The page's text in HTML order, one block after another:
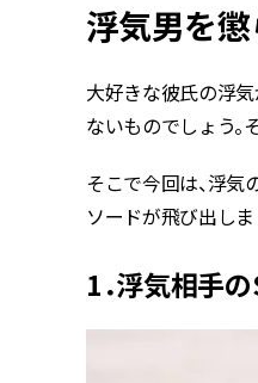
浮気男を
大好きな彼氏の浮気
ないものでしょう。
そこで今回は、浮
ソードが飛び出しま
1．浮気相手